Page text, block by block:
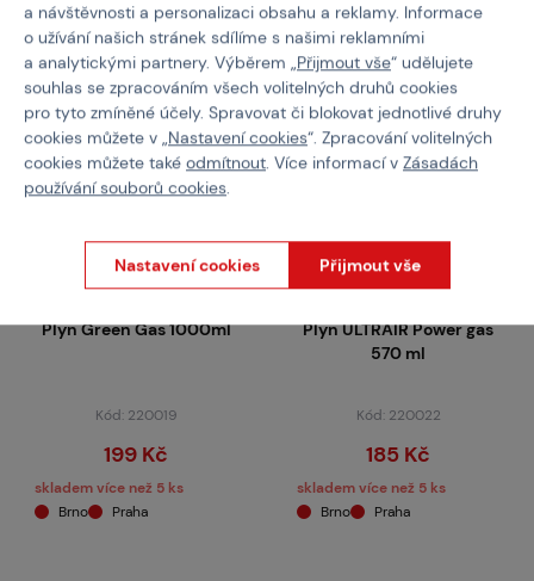
Brno
Praha
Brno
Praha
Plyn Green Gas 1000ml
Kód: 220019
199 Kč
skladem více než 5 ks
Brno
Praha
Plyn ULTRAIR Power gas
570 ml
Kód: 220022
185 Kč
skladem více než 5 ks
Brno
Praha
a návštěvnosti a personalizaci obsahu a reklamy. Informace
o užívání našich stránek sdílíme s našimi reklamními
a analytickými partnery. Výběrem „Přijmout vše“ udělujete
souhlas se zpracováním všech volitelných druhů cookies
pro tyto zmíněné účely. Spravovat či blokovat jednotlivé druhy
cookies můžete v „Nastavení cookies“. Zpracování volitelných
cookies můžete také odmítnout. Více informací v Zásadách
používání souborů cookies.
Nastavení cookies Přijmout vše